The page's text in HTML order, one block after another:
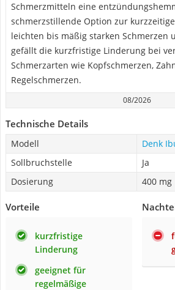
Schmerzmitteln eine
schmerzstillende Option zur
leichten bis mäßig starken Schmerzen
gefällt die kurzfristige Linderung bei
Schmerzarten wie Kopfschmerzen,
Regelschmerzen.
08/2026
Technische Details
Modell
Denk
Sollbruchstelle
Ja
Dosierung
400 mg
Vorteile
kurzfristige
Linderung
geeignet für
regelmäßige